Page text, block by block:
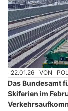
22.01.26 VON
Das Bundesamt
Skiferien im